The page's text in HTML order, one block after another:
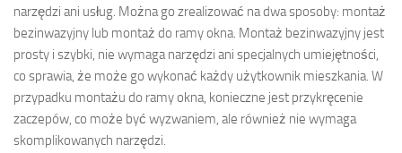
narzędzi ani usług. Można go zrealizować na dwa sposoby: montaż
bezinwazyjny lub montaż do ramy okna. Montaż bezinwazyjny jest
prosty i szybki, nie wymaga narzędzi ani specjalnych umiejętności,
co sprawia, że może go wykonać każdy użytkownik mieszkania. W
przypadku montażu do ramy okna, konieczne jest przykręcenie
zaczepów, co może być wyzwaniem, ale również nie wymaga
skomplikowanych narzędzi.